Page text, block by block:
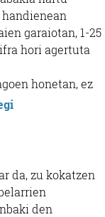
garaiotan, 1-25
hori agertuta
honetan,ez
da, zu kokatzen
den